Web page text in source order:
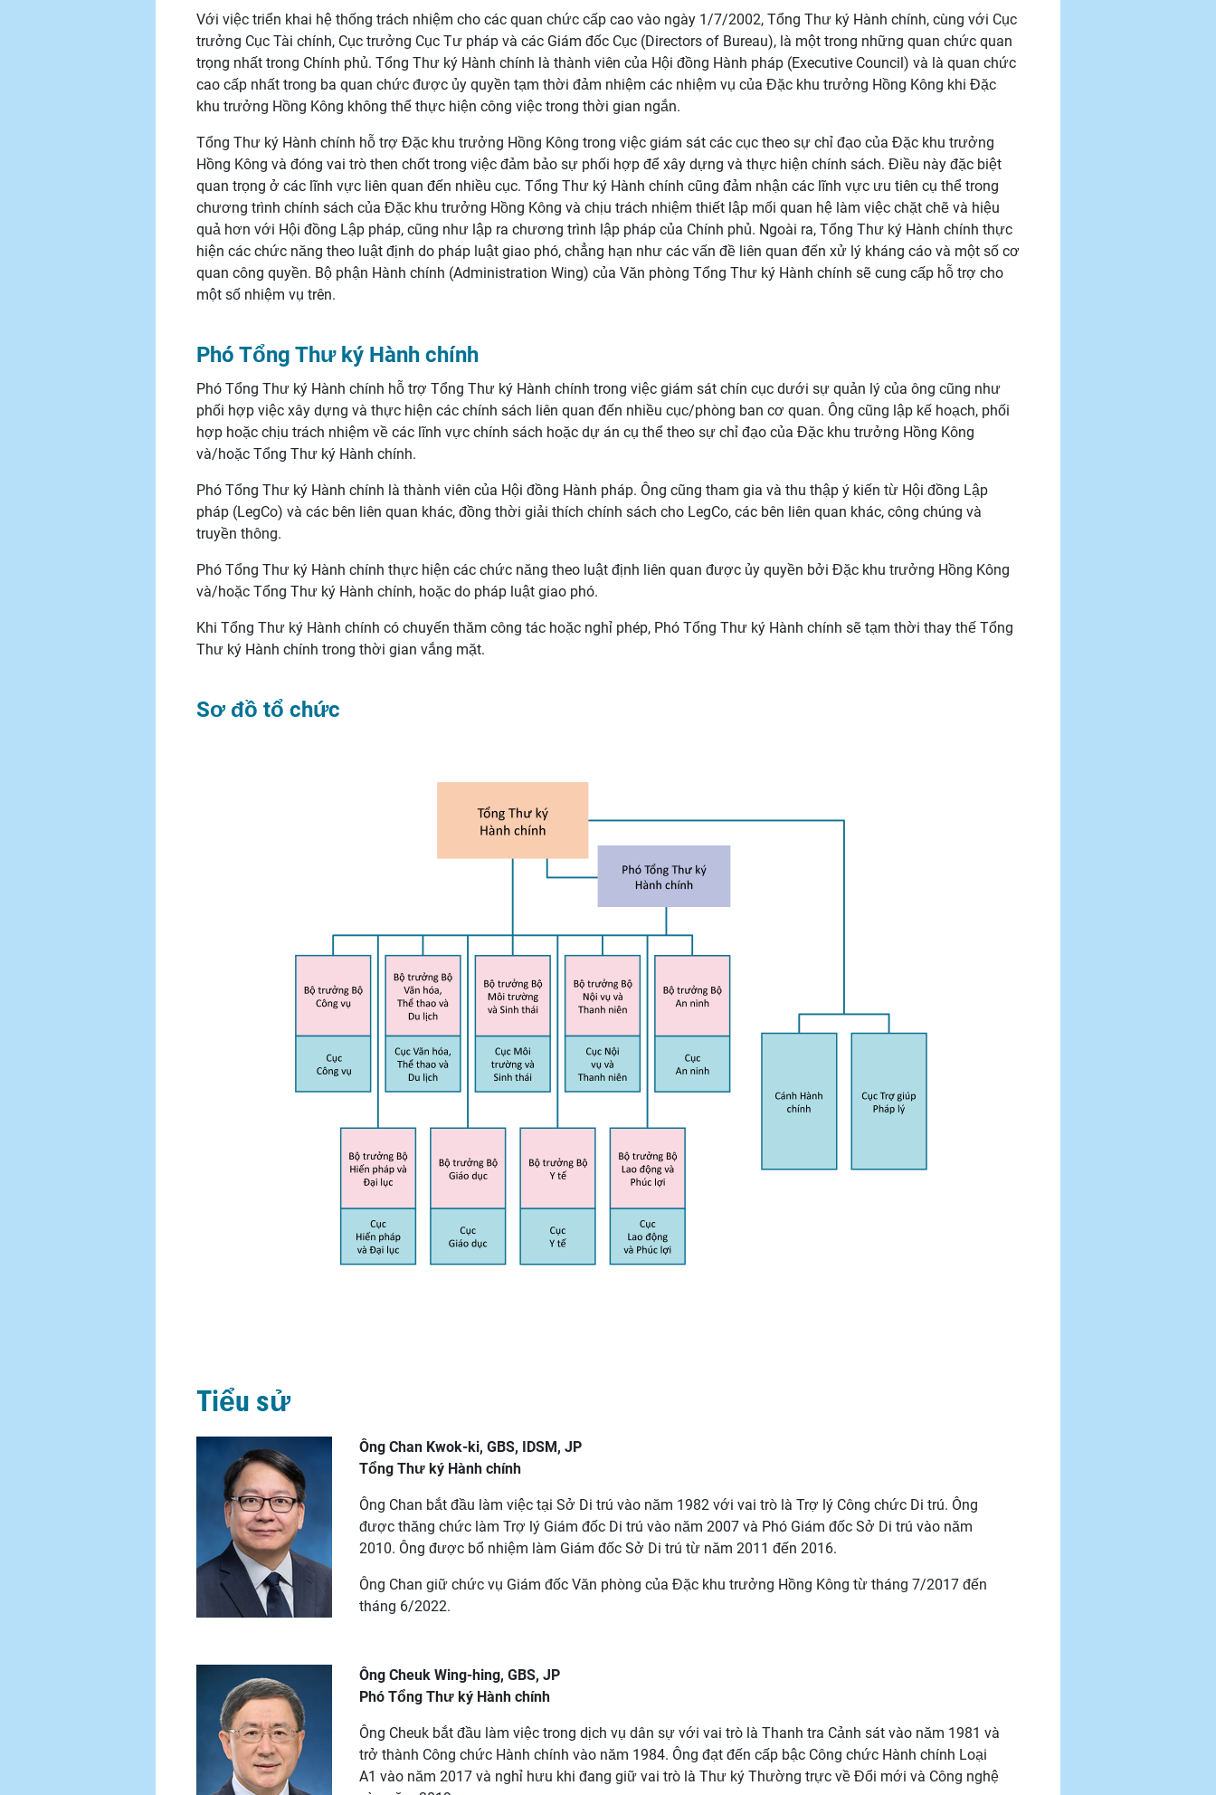
Với việc triển khai hệ thống trách nhiệm cho các quan chức cấp cao vào ngày 1/7/2002, Tổng Thư ký Hành chính, cùng với Cục
trưởng Cục Tài chính, Cục trưởng Cục Tư pháp và các Giám đốc Cục (Directors of Bureau), là một trong những quan chức quan
trọng nhất trong Chính phủ. Tổng Thư ký Hành chính là thành viên của Hội đồng Hành pháp (Executive Council) và là quan chức
cao cấp nhất trong ba quan chức được ủy quyền tạm thời đảm nhiệm các nhiệm vụ của Đặc khu trưởng Hồng Kông khi Đặc
khu trưởng Hồng Kông không thể thực hiện công việc trong thời gian ngắn.
Tổng Thư ký Hành chính hỗ trợ Đặc khu trưởng Hồng Kông trong việc giám sát các cục theo sự chỉ đạo của Đặc khu trưởng
Hồng Kông và đóng vai trò then chốt trong việc đảm bảo sự phối hợp để xây dựng và thực hiện chính sách. Điều này đặc biệt
quan trọng ở các lĩnh vực liên quan đến nhiều cục. Tổng Thư ký Hành chính cũng đảm nhận các lĩnh vực ưu tiên cụ thể trong
chương trình chính sách của Đặc khu trưởng Hồng Kông và chịu trách nhiệm thiết lập mối quan hệ làm việc chặt chẽ và hiệu
quả hơn với Hội đồng Lập pháp, cũng như lập ra chương trình lập pháp của Chính phủ. Ngoài ra, Tổng Thư ký Hành chính thực
hiện các chức năng theo luật định do pháp luật giao phó, chẳng hạn như các vấn đề liên quan đến xử lý kháng cáo và một số cơ
quan công quyền. Bộ phận Hành chính (Administration Wing) của Văn phòng Tổng Thư ký Hành chính sẽ cung cấp hỗ trợ cho
một số nhiệm vụ trên.
Phó Tổng Thư ký Hành chính
Phó Tổng Thư ký Hành chính hỗ trợ Tổng Thư ký Hành chính trong việc giám sát chín cục dưới sự quản lý của ông cũng như
phối hợp việc xây dựng và thực hiện các chính sách liên quan đến nhiều cục/phòng ban cơ quan. Ông cũng lập kế hoạch, phối
hợp hoặc chịu trách nhiệm về các lĩnh vực chính sách hoặc dự án cụ thể theo sự chỉ đạo của Đặc khu trưởng Hồng Kông
và/hoặc Tổng Thư ký Hành chính.
Phó Tổng Thư ký Hành chính là thành viên của Hội đồng Hành pháp. Ông cũng tham gia và thu thập ý kiến từ Hội đồng Lập
pháp (LegCo) và các bên liên quan khác, đồng thời giải thích chính sách cho LegCo, các bên liên quan khác, công chúng và
truyền thông.
Phó Tổng Thư ký Hành chính thực hiện các chức năng theo luật định liên quan được ủy quyền bởi Đặc khu trưởng Hồng Kông
và/hoặc Tổng Thư ký Hành chính, hoặc do pháp luật giao phó.
Khi Tổng Thư ký Hành chính có chuyến thăm công tác hoặc nghỉ phép, Phó Tổng Thư ký Hành chính sẽ tạm thời thay thế Tổng
Thư ký Hành chính trong thời gian vắng mặt.
Sơ đồ tổ chức
Tiểu sử
Ông Chan Kwok-ki, GBS, IDSM, JP
Tổng Thư ký Hành chính
Ông Chan bắt đầu làm việc tại Sở Di trú vào năm 1982 với vai trò là Trợ lý Công chức Di trú. Ông
được thăng chức làm Trợ lý Giám đốc Di trú vào năm 2007 và Phó Giám đốc Sở Di trú vào năm
2010. Ông được bổ nhiệm làm Giám đốc Sở Di trú từ năm 2011 đến 2016.
Ông Chan giữ chức vụ Giám đốc Văn phòng của Đặc khu trưởng Hồng Kông từ tháng 7/2017 đến
tháng 6/2022.
Ông Cheuk Wing-hing, GBS, JP
Phó Tổng Thư ký Hành chính
Ông Cheuk bắt đầu làm việc trong dịch vụ dân sự với vai trò là Thanh tra Cảnh sát vào năm 1981 và
trở thành Công chức Hành chính vào năm 1984. Ông đạt đến cấp bậc Công chức Hành chính Loại
A1 vào năm 2017 và nghỉ hưu khi đang giữ vai trò là Thư ký Thường trực về Đổi mới và Công nghệ